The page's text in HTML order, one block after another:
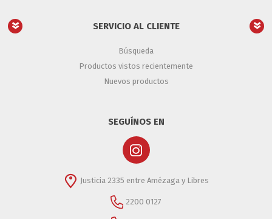
SERVICIO AL CLIENTE
Búsqueda
Productos vistos recientemente
Nuevos productos
SEGUÍNOS EN
Justicia 2335 entre Amézaga y Libres
2200 0127